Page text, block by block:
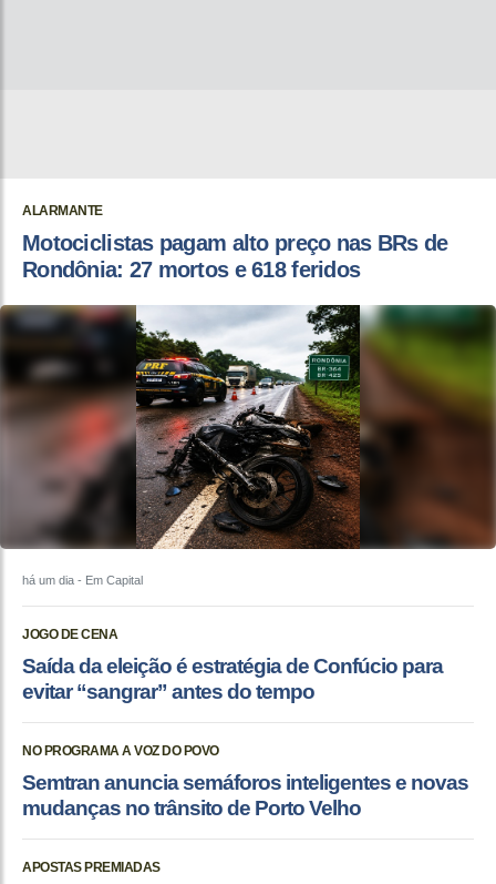
ALARMANTE
Motociclistas pagam alto preço nas BRs de
Rondônia: 27 mortos e 618 feridos
há um dia - Em Capital
JOGO DE CENA
Saída da eleição é estratégia de Confúcio para
evitar “sangrar” antes do tempo
NO PROGRAMA A VOZ DO POVO
Semtran anuncia semáforos inteligentes e novas
mudanças no trânsito de Porto Velho
APOSTAS PREMIADAS